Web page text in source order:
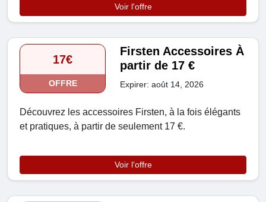
Voir l'offre
17€
OFFRE
Firsten Accessoires À
partir de 17 €
Expirer: août 14, 2026
Découvrez les accessoires Firsten, à la fois élégants
et pratiques, à partir de seulement 17 €.
Voir l'offre